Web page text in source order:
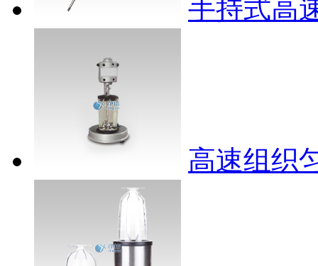
手持式高
高速组织